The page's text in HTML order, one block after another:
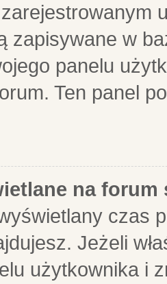
zapisywane w
panelu
Ten panel
na forum
czas
Jeżeli
użytkownika i